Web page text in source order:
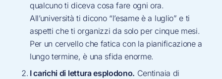
qualcuno ti diceva cosa fare ogni ora.
All’università ti dicono “l’esame è a luglio” e ti
aspetti che ti organizzi da solo per cinque mesi.
Per un cervello che fatica con la pianificazione a
lungo termine, è una sfida enorme.
I carichi di lettura esplodono. Centinaia di